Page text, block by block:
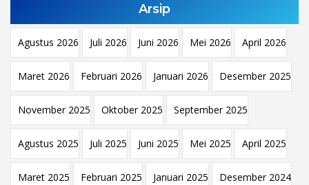
Arsip
Agustus 2026 Juli 2026 Juni 2026 Mei 2026 April 2026
Maret 2026 Februari 2026 Januari 2026 Desember 2025
November 2025 Oktober 2025 September 2025
Agustus 2025 Juli 2025 Juni 2025 Mei 2025 April 2025
Maret 2025 Februari 2025 Januari 2025 Desember 2024